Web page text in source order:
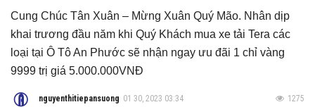
Kiến Thức Xe
Quy định chung & bảo mật thông tin
Giới thiệu
Cung Chúc Tân Xuân – Mừng Xuân Quý Mão. Nhân dịp
khai trương đầu năm khi Quý Khách mua xe tải Tera các
loại tại Ô Tô An Phước sẽ nhận ngay ưu đãi 1 chỉ vàng
9999 trị giá 5.000.000VNĐ
nguyenthitiepansuong 01 30, 2023 03:34 1275